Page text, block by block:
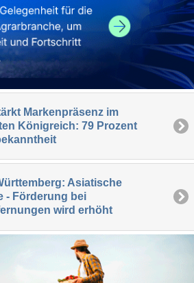
Markenpräsenz im
Königreich: 79 Prozent
Asiatische
- Förderung bei
wird erhöht